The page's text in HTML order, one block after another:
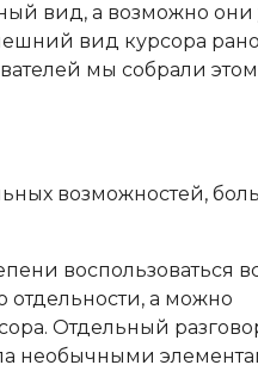
вид, а возможно они
вид курсора
мы собрали этом
возможностей,
воспользоваться
отдельности, а можно
Отдельный
необычными